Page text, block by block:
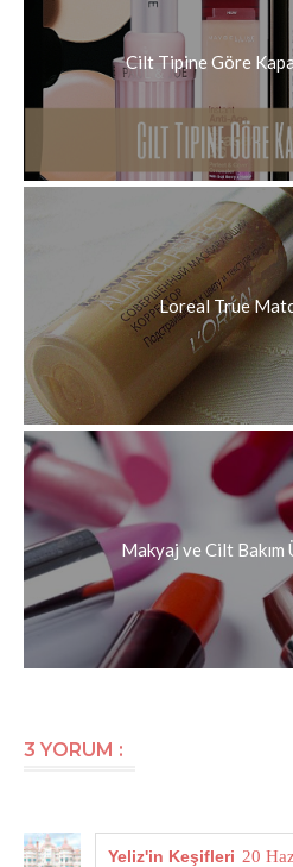
Cilt Tipine Göre
Loreal True
Makyaj ve Cilt Bakım
3 YORUM :
Yeliz'in Keşifleri 20